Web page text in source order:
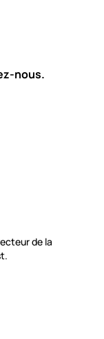
nous.
de la